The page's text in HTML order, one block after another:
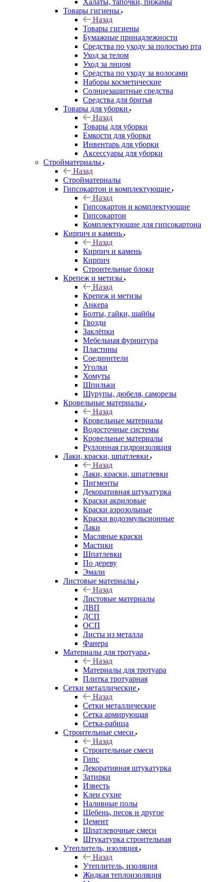
Халаты, тапочки, пижамы
Товары гигиены
Назад
Товары гигиены
Бумажные принадлежности
Средства по уходу за полостью рта
Уход за телом
Уход за лицом
Средства по уходу за волосами
Наборы косметические
Солнцезащитные средства
Средства для бритья
Товары для уборки
Назад
Товары для уборки
Емкости для уборки
Инвентарь для уборки
Аксессуары для уборки
Стройматериалы
Назад
Стройматериалы
Гипсокартон и комплектующие
Назад
Гипсокартон и комплектующие
Гипсокартон
Комплектующие для гипсокартона
Кирпич и камень
Назад
Кирпич и камень
Кирпич
Строительные блоки
Крепеж и метизы
Назад
Крепеж и метизы
Анкера
Болты, гайки, шайбы
Гвозди
Заклёпки
Мебельная фурнитура
Пластины
Соединители
Уголки
Хомуты
Шпильки
Шурупы, дюбеля, саморезы
Кровельные материалы
Назад
Кровельные материалы
Водосточные системы
Кровельные материалы
Руллонная гидроизоляция
Лаки, краски, шпатлевки
Назад
Лаки, краски, шпатлевки
Пигменты
Декоративная штукатурка
Краски акриловые
Краски аэрозольные
Краски водоэмульсионные
Лаки
Масляные краски
Мастики
Шпатлевки
По дереву
Эмали
Листовые материалы
Назад
Листовые материалы
ДВП
ДСП
ОСП
Листы из металла
Фанера
Материалы для тротуара
Назад
Материалы для тротуара
Плитка тротуарная
Сетки металлические
Назад
Сетки металлические
Сетка армирующая
Сетка-рабица
Строительные смеси
Назад
Строительные смеси
Гипс
Декоративная штукатурка
Затирки
Известь
Клеи сухие
Наливные полы
Щебень, песок и другое
Цемент
Шпатлевочные смеси
Штукатурка строительная
Утеплитель, изоляция
Назад
Утеплитель, изоляция
Жидкая теплоизоляция